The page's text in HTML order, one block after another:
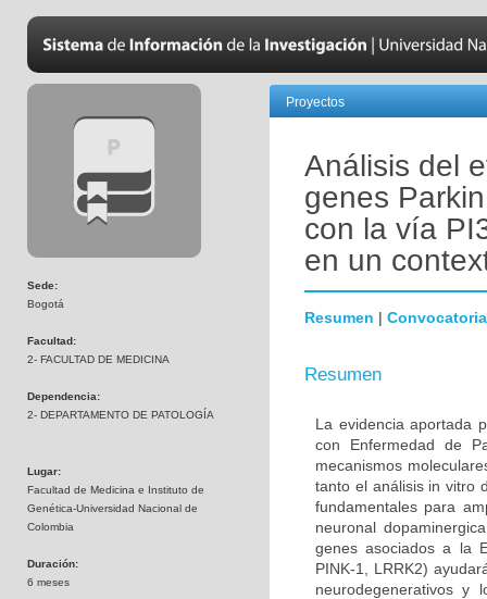
Sede:
Bogotá
Facultad:
2- FACULTAD DE MEDICINA
Dependencia:
2- DEPARTAMENTO DE PATOLOGÍA
Lugar:
Facultad de Medicina e Instituto de
Genética-Universidad Nacional de
Colombia
Duración:
6 meses
Proyectos
Análisis del
genes
con la vía
en un
Resumen | Convocatoria
Resumen
La evidencia aportada
con Enfermedad de
mecanismos
tanto el análisis in vitro
fundamentales para
neuronal
genes asociados a la
PINK-1, LRRK2)
neurodegenerativos y